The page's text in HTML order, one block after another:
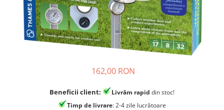
Jucarii din lemn
Jocuri si jucarii stiinta
Jucarii si jocuri Montessori
Jocuri de cooperare
162,00 RON
Beneficii client: Livrăm rapid din stoc!
Timp de livrare: 2-4 zile lucrătoare